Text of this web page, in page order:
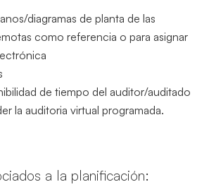
diagramas de planta de las
como referencia o para asignar
de tiempo del auditor/auditado
la auditoria virtual programada.
a la planificación: